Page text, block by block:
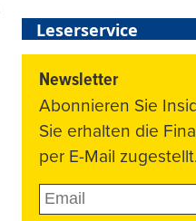
Leserservice
Newsletter
Abonnieren Sie
Sie erhalten die
per E-Mail zugestellt.